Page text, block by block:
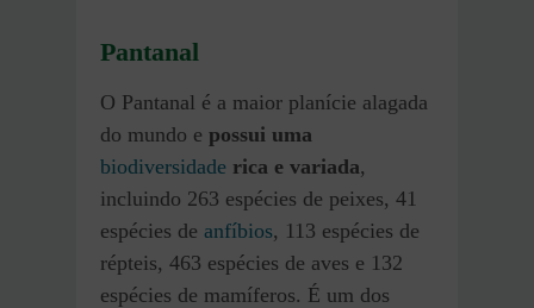
Pantanal
O Pantanal é a maior planície alagada
do mundo e possui uma
biodiversidade rica e variada,
incluindo 263 espécies de peixes, 41
espécies de anfíbios, 113 espécies de
répteis, 463 espécies de aves e 132
espécies de mamíferos. É um dos